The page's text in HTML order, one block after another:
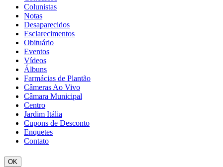
Colunistas
Notas
Desaparecidos
Esclarecimentos
Obituário
Eventos
Vídeos
Álbuns
Farmácias de Plantão
Câmeras Ao Vivo
Câmara Municipal
Centro
Jardim Itália
Cupons de Desconto
Enquetes
Contato
OK